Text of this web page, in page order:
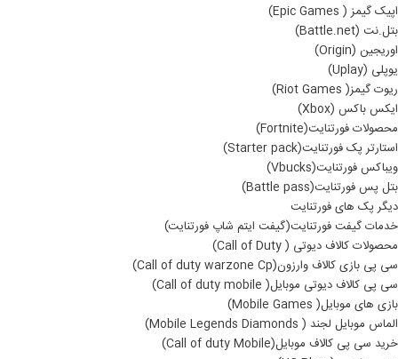
اپیک گیمز ( Epic Games)
بتل.نت (Battle.net)
اوریجین (Origin)
یوپلی (Uplay)
ریوت گیمز( Riot Games)
ایکس باکس (Xbox)
محصولات فورتنایت(Fortnite)
استارتر پک فورتنایت(Starter pack)
ویباکس فورتنایت(Vbucks)
بتل پس فورتنایت(Battle pass)
دیگر پک های فورتنایت
خدمات گیفت فورتنایت(گیفت ایتم شاپ فورتنایت)
محصولات کالاف دیوتی ( Call of Duty)
سی پی بازی کالاف وارزون(Call of duty warzone Cp)
سی پی کالاف دیوتی موبایل( Call of duty mobile)
بازی های موبایل( Mobile Games)
الماس موبایل لجند ( Mobile Legends Diamonds)
خرید سی پی کالاف موبایل(Call of duty Mobile)